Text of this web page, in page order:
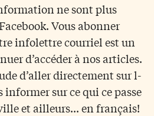
ne sont plus
Vous abonner
infolettre courriel est un
d’accéder à nos articles.
d’aller directement sur l-
informer sur ce qui ce passe
et ailleurs... en français!